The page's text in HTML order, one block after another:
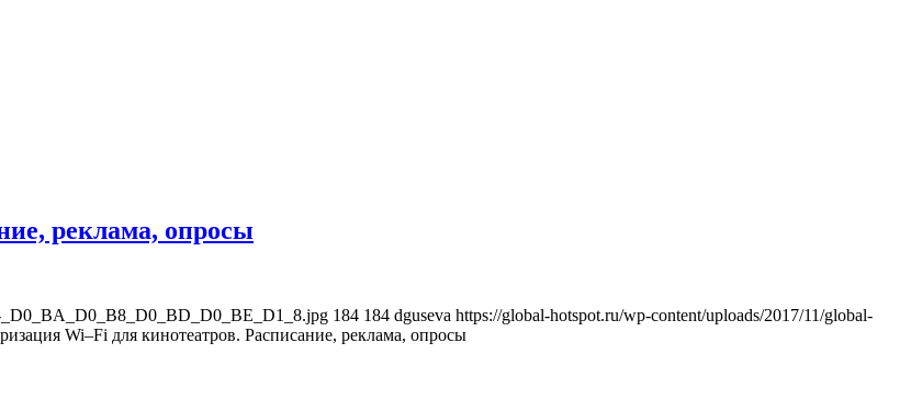
реклама, опросы
_D0_BA_D0_B8_D0_BD_D0_BE_D1_8.jpg 184 184 dguseva https://global-hotspot.ru/wp-content/uploads/2017/11/global-
Wi–Fi для кинотеатров. Расписание, реклама, опросы